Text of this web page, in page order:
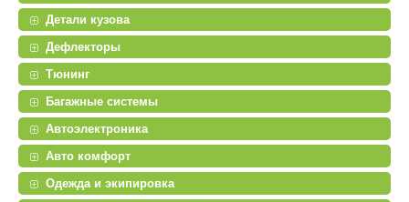
Детали кузова
Дефлекторы
Тюнинг
Багажные системы
Автоэлектроника
Авто комфорт
Одежда и экипировка